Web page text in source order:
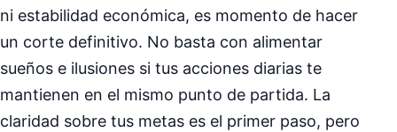
ni estabilidad económica, es momento de hacer
un corte definitivo. No basta con alimentar
sueños e ilusiones si tus acciones diarias te
mantienen en el mismo punto de partida. La
claridad sobre tus metas es el primer paso, pero